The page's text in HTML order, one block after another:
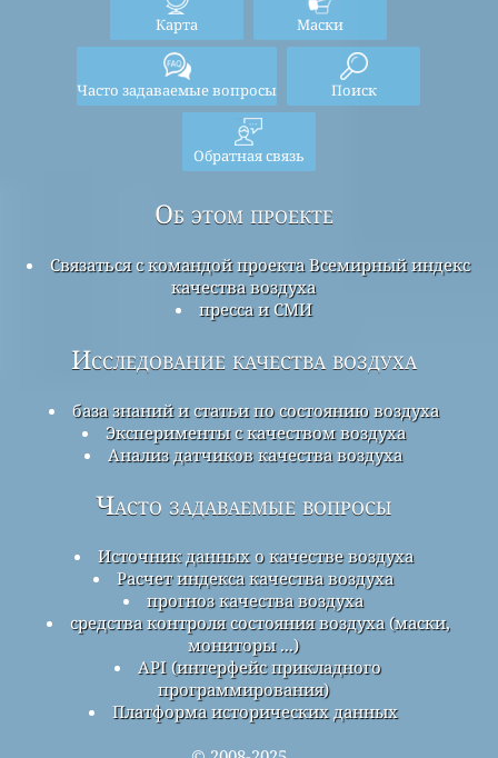
Карта Маски
Часто задаваемые вопросы Поиск
Обратная связь
Об этом проекте
Связаться с командой проекта Всемирный индекс
качества воздуха
пресса и СМИ
Исследование качества воздуха
база знаний и статьи по состоянию воздуха
Эксперименты с качеством воздуха
Анализ датчиков качества воздуха
Часто задаваемые вопросы
Источник данных о качестве воздуха
Расчет индекса качества воздуха
прогноз качества воздуха
средства контроля состояния воздуха (маски,
мониторы ...)
API (интерфейс прикладного
программирования)
Платформа исторических данных